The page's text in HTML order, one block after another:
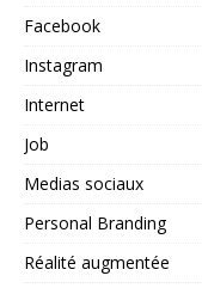
Facebook
Instagram
Internet
Job
Medias sociaux
Personal Branding
Réalité augmentée